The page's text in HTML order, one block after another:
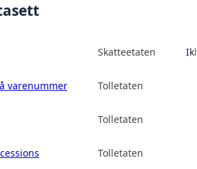
Skatteetaten
varenummer Tolletaten
Tolletaten
Tolletaten